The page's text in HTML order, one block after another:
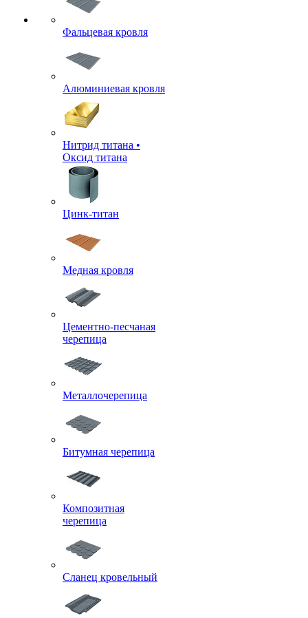
Фальцевая кровля
Алюминиевая кровля
Нитрид титана •
Оксид титана
Цинк-титан
Медная кровля
Цементно-песчаная
черепица
Металлочерепица
Битумная черепица
Композитная
черепица
Сланец кровельный